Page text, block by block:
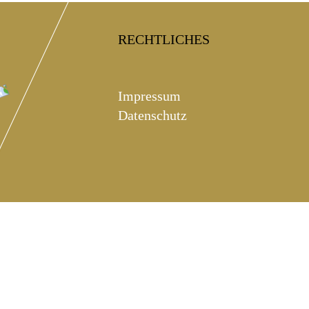
RECHTLICHES
Impressum
Datenschutz